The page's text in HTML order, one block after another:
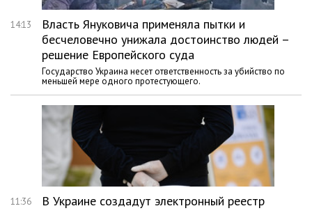
14:13
Власть Януковича применяла пытки и
бесчеловечно унижала достоинство людей –
решение Европейского суда
Государство Украина несет ответственность за убийство по
меньшей мере одного протестующего.
11:36
В Украине создадут электронный реестр